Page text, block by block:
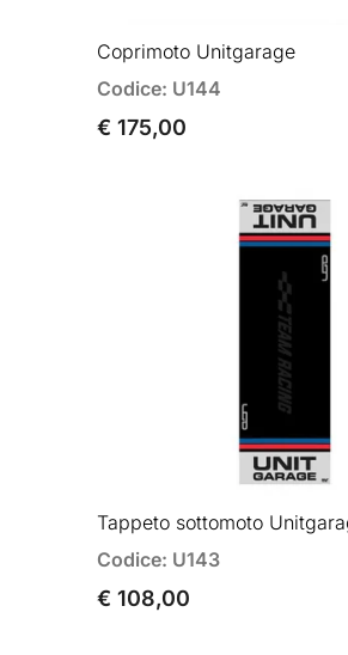
Coprimoto Unitgarage
Codice: U144
€ 175,00
Tappeto sottomoto
Codice: U143
€ 108,00